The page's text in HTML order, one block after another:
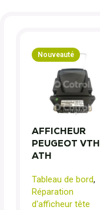
Nouveauté
AFFICHEUR
PEUGEOT VTH
ATH
Tableau de bord,
Réparation
d'afficheur tête